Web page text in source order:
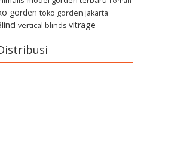
gorden toko gorden jakarta
vertical blinds vitrage